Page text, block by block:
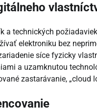
a technických
elektroniku bez
síce fyzicky
a uzamknutou
zastarávanie, „cloud